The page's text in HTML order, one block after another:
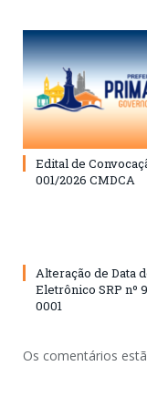
Edital de
001/2026 CMDCA
Alteração de Data
Eletrônico SRP nº
0001
Os comentários